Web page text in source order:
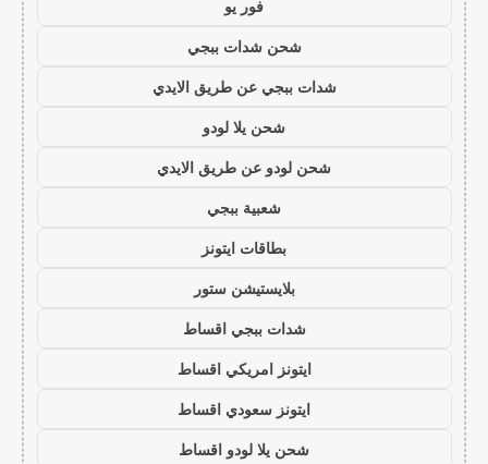
فور يو
شحن شدات ببجي
شدات ببجي عن طريق الايدي
شحن يلا لودو
شحن لودو عن طريق الايدي
شعبية ببجي
بطاقات ايتونز
بلايستيشن ستور
شدات ببجي اقساط
ايتونز امريكي اقساط
ايتونز سعودي اقساط
شحن يلا لودو اقساط